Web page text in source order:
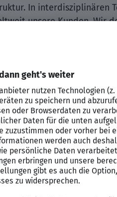
In interdisziplinären
unsere Kunden. Wir
und modernsten
want to live in.
ein, das mit eigenen
konsequent in der Praxis
ist spezialisiert auf